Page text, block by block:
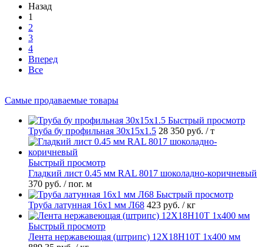
Назад
1
2
3
4
Вперед
Все
Самые продаваемые товары
Быстрый просмотр
Труба бу профильная 30х15х1.5 28 350 руб. / т
Быстрый просмотр
Гладкий лист 0.45 мм RAL 8017 шоколадно-коричневый
370 руб. / пог. м
Быстрый просмотр
Труба латунная 16х1 мм Л68 423 руб. / кг
Быстрый просмотр
Лента нержавеющая (штрипс) 12Х18Н10Т 1х400 мм